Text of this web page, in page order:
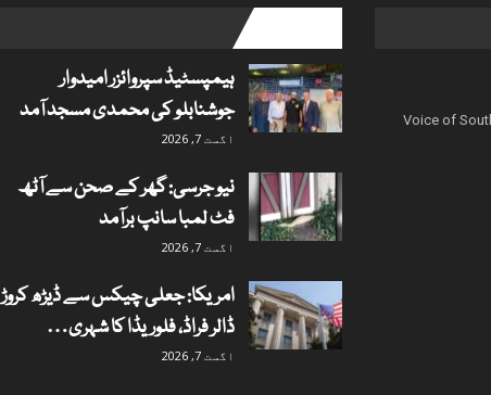
Voice of
ہیمپسٹیڈ سپروائزر امیدوار
جوشنابلو کی محمدی مسجد آمد
اگست 7, 2026
نیو جرسی: گھر کے صحن سے آٹھ
فٹ لمبا سانپ برآمد
اگست 7, 2026
امریکا: جعلی چیکس سے ڈیڑھ کروڑ
ڈالر فراڈ، فلوریڈا کا شہری…
اگست 7, 2026